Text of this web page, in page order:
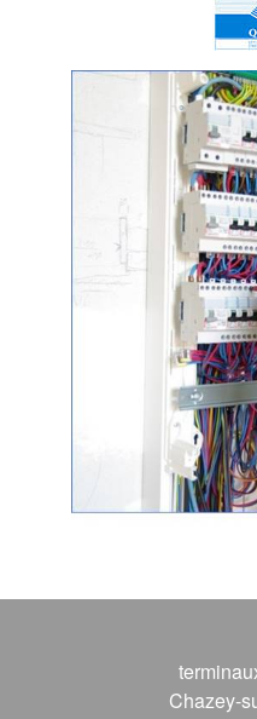
Chazey-